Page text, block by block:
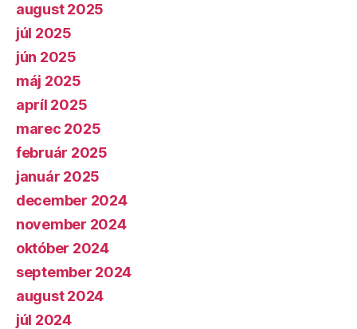
august 2025
júl 2025
jún 2025
máj 2025
apríl 2025
marec 2025
február 2025
január 2025
december 2024
november 2024
október 2024
september 2024
august 2024
júl 2024